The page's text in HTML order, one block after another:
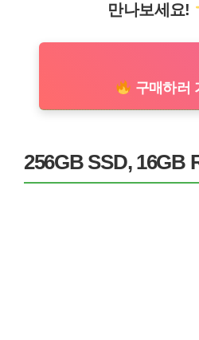
만나보세요!
구매하러
256GB SSD, 16GB